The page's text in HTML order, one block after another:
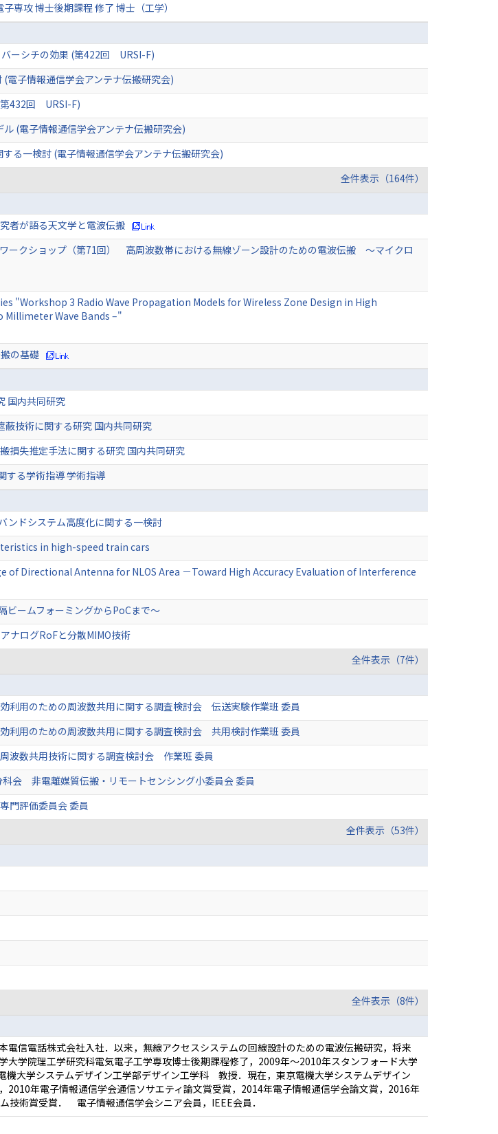
専攻 博士後期課程 修了 博士（工学）
バーシチの効果 (第422回 URSI-F)
電子情報通信学会アンテナ伝搬研究会)
第432回 URSI-F)
(電子情報通信学会アンテナ伝搬研究会)
る一検討 (電子情報通信学会アンテナ伝搬研究会)
全件表示（164件）
者が語る天文学と電波伝搬
ークショップ（第71回） 高周波数帯における無線ゾーン設計のための電波伝搬 ～マイクロ
"Workshop 3 Radio Wave Propagation Models for Wireless Zone Design in High
Millimeter Wave Bands –"
の基礎
国内共同研究
蔽技術に関する研究 国内共同研究
損失推定手法に関する研究 国内共同研究
する学術指導 学術指導
ンドシステム高度化に関する一検討
in high-speed train cars
Directional Antenna for NLOS Area －Toward High Accuracy Evaluation of Interference
ビームフォーミングからPoCまで～
ナログRoFと分散MIMO技術
全件表示（7件）
利用のための周波数共用に関する調査検討会 伝送実験作業班 委員
利用のための周波数共用に関する調査検討会 共用検討作業班 委員
波数共用技術に関する調査検討会 作業班 委員
会 非電離媒質伝搬・リモートセンシング小委員会 委員
評価委員会 委員
全件表示（53件）
全件表示（8件）
信電話株式会社入社．以来，無線アクセスシステムの回線設計のための電波伝搬研究，将来
学院理工学研究科電気電子工学専攻博士後期課程修了，2009年～2010年スタンフォード大学
大学システムデザイン工学部デザイン工学科 教授．現在，東京電機大学システムデザイン
年電子情報通信学会通信ソサエティ論文賞受賞，2014年電子情報通信学会論文賞，2016年
術賞受賞． 電子情報通信学会シニア会員，IEEE会員．